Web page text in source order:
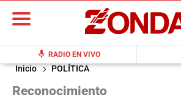
mic RADIO EN VIVO
Inicio POLÍTICA
Reconocimiento